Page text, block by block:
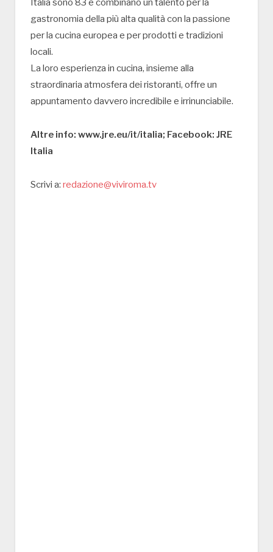
Italia sono 83 e combinano un talento per la
gastronomia della più alta qualità con la passione
per la cucina europea e per prodotti e tradizioni
locali.
La loro esperienza in cucina, insieme alla
straordinaria atmosfera dei ristoranti, offre un
appuntamento davvero incredibile e irrinunciabile.
Altre info: www.jre.eu/it/italia; Facebook: JRE
Italia
Scrivi a: redazione@viviroma.tv